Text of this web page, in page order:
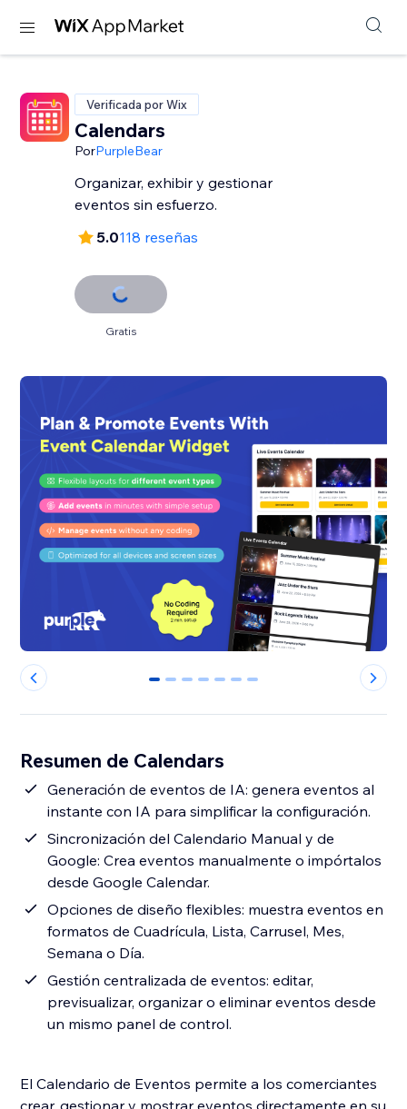
Verificada por Wix
Calendars
PorPurpleBear
Organizar, exhibir y gestionar
eventos sin esfuerzo.
5.0118 reseñas
Gratis
0 1 2 3 4 5 6
Resumen de Calendars
Generación de eventos de IA: genera eventos al
instante con IA para simplificar la configuración.
Sincronización del Calendario Manual y de
Google: Crea eventos manualmente o impórtalos
desde Google Calendar.
Opciones de diseño flexibles: muestra eventos en
formatos de Cuadrícula, Lista, Carrusel, Mes,
Semana o Día.
Gestión centralizada de eventos: editar,
previsualizar, organizar o eliminar eventos desde
un mismo panel de control.
El Calendario de Eventos permite a los comerciantes